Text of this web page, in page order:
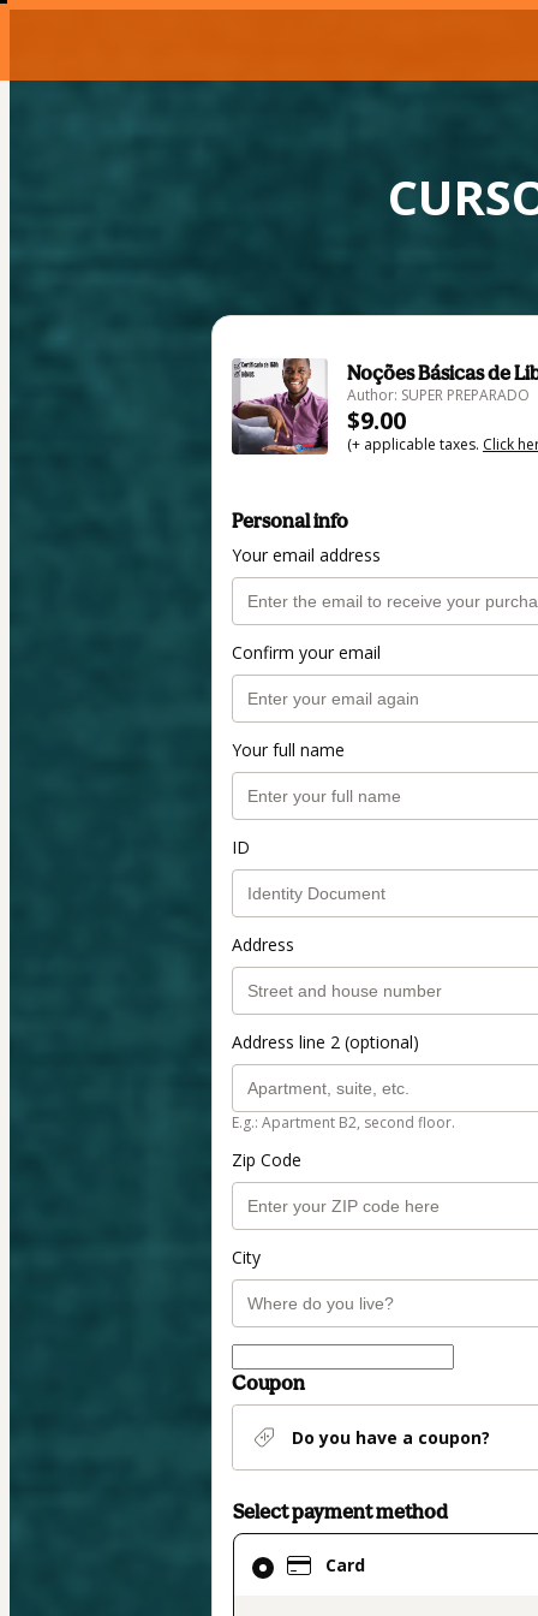
Noções Básicas de
Author: SUPER PREPARADO
$9.00
(+ applicable taxes. Click
Personal info
Your email address
Confirm your email
Your full name
ID
Address
Address line 2 (optional)
E.g.: Apartment B2, second floor.
Zip Code
City
Coupon
Do you have a coupon?
Select payment method
Card
Card
selected